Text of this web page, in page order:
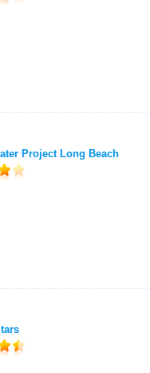
Project Long Beach